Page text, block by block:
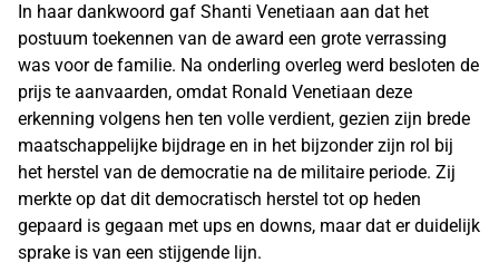
In haar dankwoord gaf Shanti Venetiaan aan dat het
postuum toekennen van de award een grote verrassing
was voor de familie. Na onderling overleg werd besloten de
prijs te aanvaarden, omdat Ronald Venetiaan deze
erkenning volgens hen ten volle verdient, gezien zijn brede
maatschappelijke bijdrage en in het bijzonder zijn rol bij
het herstel van de democratie na de militaire periode. Zij
merkte op dat dit democratisch herstel tot op heden
gepaard is gegaan met ups en downs, maar dat er duidelijk
sprake is van een stijgende lijn.